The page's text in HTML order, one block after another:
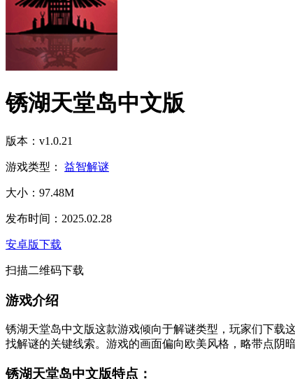
锈湖天堂岛中文版
版本：v1.0.21
游戏类型： 益智解谜
大小：97.48M
发布时间：2025.02.28
安卓版下载
扫描二维码下载
游戏介绍
锈湖天堂岛中文版这款游戏倾向于解谜类型，玩家们下载
找解谜的关键线索。游戏的画面偏向欧美风格，略带点阴
锈湖天堂岛中文版特点：